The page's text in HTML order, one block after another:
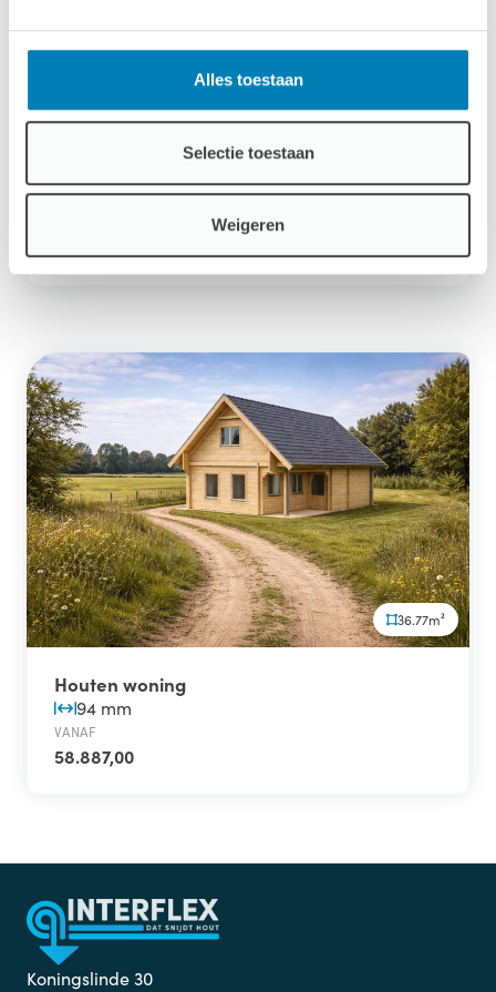
Alles toestaan
Selectie toestaan
Weigeren
36.77m²
94 mm
36.77m²
Houten woning
94 mm
VANAF
58.887,00
Koningslinde 30